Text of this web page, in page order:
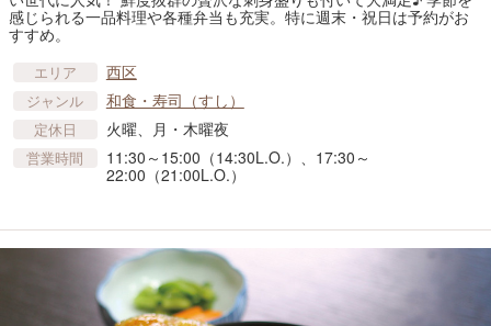
感じられる一品料理や各種弁当も充実。特に週末・祝日は予約がお
すすめ。
エリア 西区
ジャンル 和食・寿司（すし）
定休日 火曜、月・木曜夜
営業時間
11:30～15:00（14:30L.O.）、17:30～
22:00（21:00L.O.）